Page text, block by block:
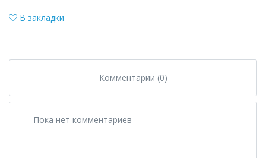
В закладки
Комментарии (0)
Пока нет комментариев